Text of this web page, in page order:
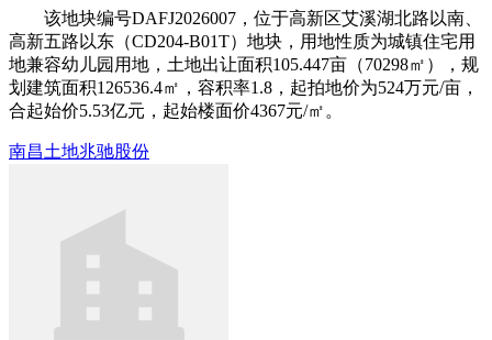
该地块编号DAFJ2026007，位于高新区艾溪湖北路以南、
高新五路以东（CD204-B01T）地块，用地性质为城镇住宅用
地兼容幼儿园用地，土地出让面积105.447亩（70298㎡），规
划建筑面积126536.4㎡，容积率1.8，起拍地价为524万元/亩，
合起始价5.53亿元，起始楼面价4367元/㎡。
南昌土地兆驰股份